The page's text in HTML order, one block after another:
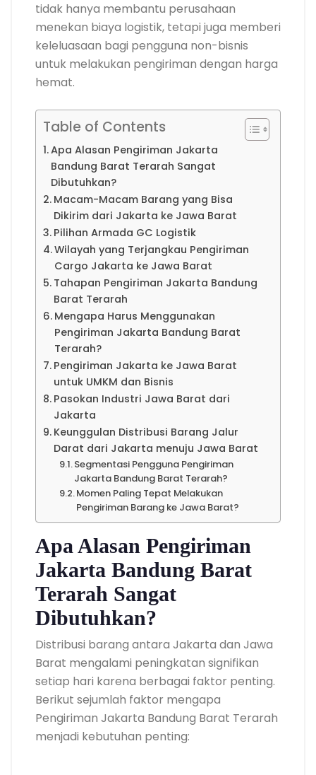
tidak hanya membantu perusahaan
menekan biaya logistik, tetapi juga memberi
keleluasaan bagi pengguna non-bisnis
untuk melakukan pengiriman dengan harga
hemat.
Table of Contents
Apa Alasan Pengiriman Jakarta
Bandung Barat Terarah Sangat
Dibutuhkan?
Macam-Macam Barang yang Bisa
Dikirim dari Jakarta ke Jawa Barat
Pilihan Armada GC Logistik
Wilayah yang Terjangkau Pengiriman
Cargo Jakarta ke Jawa Barat
Tahapan Pengiriman Jakarta Bandung
Barat Terarah
Mengapa Harus Menggunakan
Pengiriman Jakarta Bandung Barat
Terarah?
Pengiriman Jakarta ke Jawa Barat
untuk UMKM dan Bisnis
Pasokan Industri Jawa Barat dari
Jakarta
Keunggulan Distribusi Barang Jalur
Darat dari Jakarta menuju Jawa Barat
Segmentasi Pengguna Pengiriman
Jakarta Bandung Barat Terarah?
Momen Paling Tepat Melakukan
Pengiriman Barang ke Jawa Barat?
Apa Alasan Pengiriman
Jakarta Bandung Barat
Terarah Sangat
Dibutuhkan?
Distribusi barang antara Jakarta dan Jawa
Barat mengalami peningkatan signifikan
setiap hari karena berbagai faktor penting.
Berikut sejumlah faktor mengapa
Pengiriman Jakarta Bandung Barat Terarah
menjadi kebutuhan penting: